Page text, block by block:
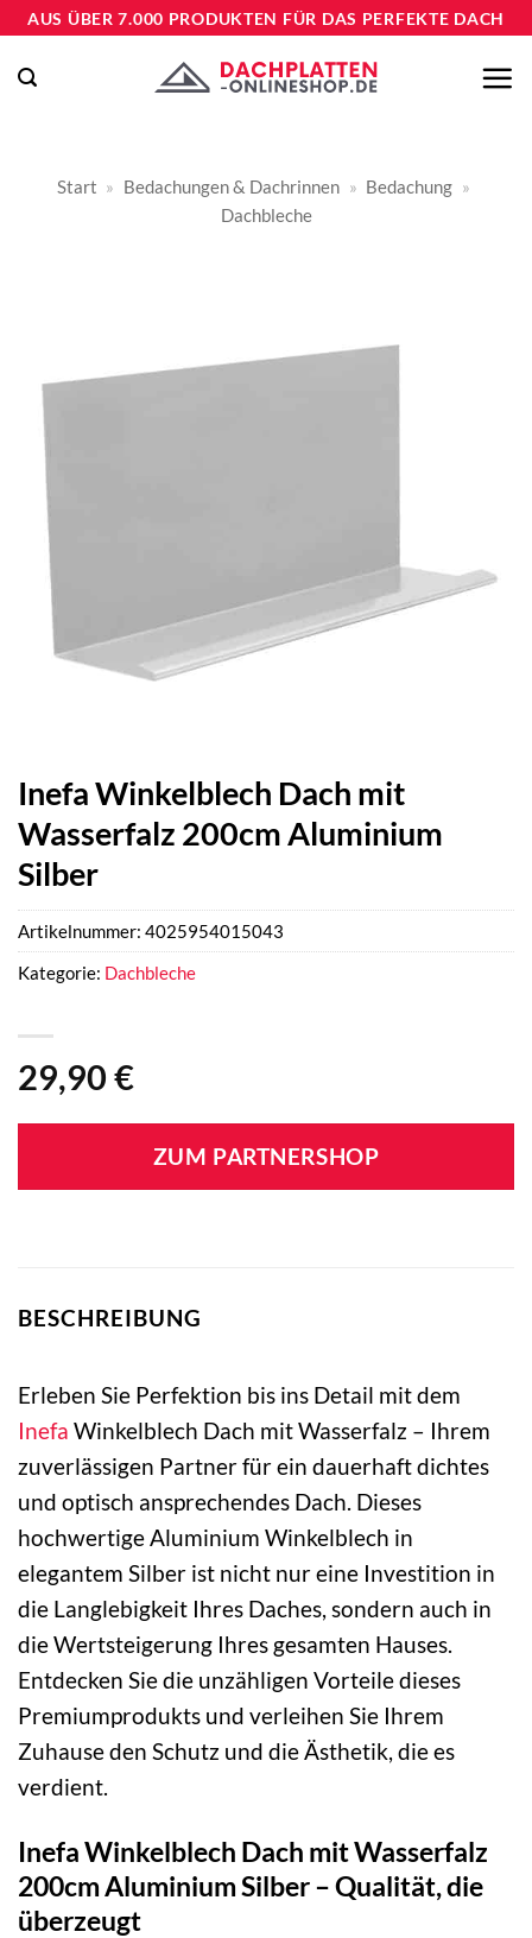
Zum
springen
AUS ÜBER 7.000 PRODUKTEN FÜR DAS PERFEKTE DACH
Start » Bedachungen & Dachrinnen » Bedachung »
Dachbleche
Inefa Winkelblech Dach mit
Wasserfalz 200cm Aluminium
Silber
29,90 €
ZUM PARTNERSHOP
Artikelnummer: 4025954015043
Kategorie: Dachbleche
BESCHREIBUNG
Erleben Sie Perfektion bis ins Detail mit dem
Inefa Winkelblech Dach mit Wasserfalz – Ihrem
zuverlässigen Partner für ein dauerhaft dichtes
und optisch ansprechendes Dach. Dieses
hochwertige Aluminium Winkelblech in
elegantem Silber ist nicht nur eine Investition in
die Langlebigkeit Ihres Daches, sondern auch in
die Wertsteigerung Ihres gesamten Hauses.
Entdecken Sie die unzähligen Vorteile dieses
Premiumprodukts und verleihen Sie Ihrem
Zuhause den Schutz und die Ästhetik, die es
verdient.
Inefa Winkelblech Dach mit Wasserfalz
200cm Aluminium Silber – Qualität, die
überzeugt